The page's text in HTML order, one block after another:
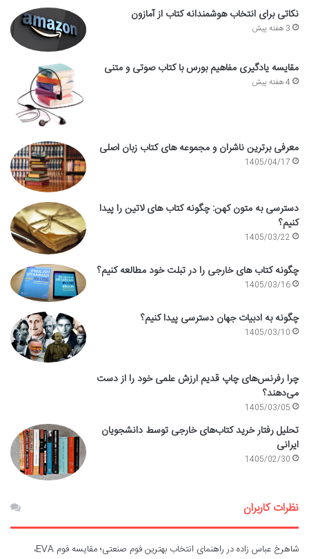
نکاتی برای انتخاب هوشمندانه کتاب از آمازون
3 هفته پیش
مقایسه یادگیری مفاهیم بورس با کتاب صوتی و متنی
4 هفته پیش
معرفی برترین ناشران و مجموعه های کتاب زبان اصلی
1405/04/17
دسترسی به متون کهن: چگونه کتاب های لاتین را پیدا
کنیم؟
1405/03/22
چگونه کتاب های خارجی را در تبلت خود مطالعه کنیم؟
1405/03/16
چگونه به ادبیات جهان دسترسی پیدا کنیم؟
1405/03/10
چرا رفرنس‌های چاپ قدیم ارزش علمی خود را از دست
می‌دهند؟
1405/03/05
تحلیل رفتار خرید کتاب‌های خارجی توسط دانشجویان
ایرانی
1405/02/30
نظرات کاربران
شاهرخ عباس زادهدر
راهنمای انتخاب بهترین فوم صنعتی؛ مقایسه فوم EVA،